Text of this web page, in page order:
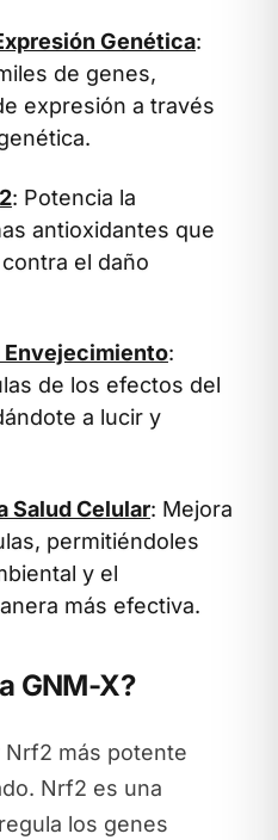
Genética:
de genes,
expresión a través
: Potencia la
antioxidantes que
el daño
Envejecimiento:
de los efectos del
a lucir y
Salud Celular: Mejora
permitiéndoles
y el
más efectiva.
GNM-X?
Nrf2 más potente
Nrf2 es una
los genes